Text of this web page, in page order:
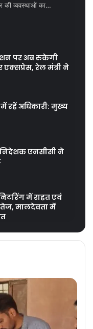
की व्यवस्थाओं का…
पर अब रुकेगी
रेल मंत्री ने
रहें अधिकारी: मुख्य
एनसीसी ने
में राहत एवं
तेज, मालदेवता में